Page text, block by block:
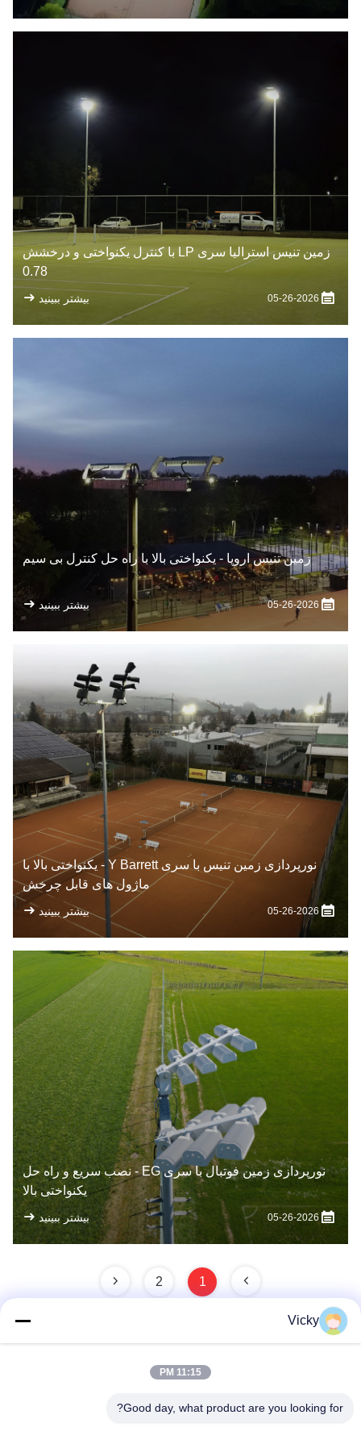
زمین تنیس استرالیا سری LP با کنترل یکنواختی و درخشش
0.78
05-26-2026 بیشتر ببینید
زمین تنیس اروپا - یکنواختی بالا با راه حل کنترل بی سیم
05-26-2026 بیشتر ببینید
نورپردازی زمین تنیس با سری Y Barrett - یکنواختی بالا با
ماژول های قابل چرخش
05-26-2026 بیشتر ببینید
نورپردازی زمین فوتبال با سری EG - نصب سریع و راه حل
یکنواختی بالا
05-26-2026 بیشتر ببینید
1
2
آدرس
Vicky
11:15 PM
Good day, what product are you looking for?